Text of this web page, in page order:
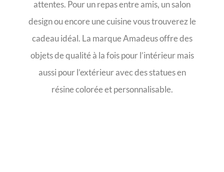
attentes. Pour un repas entre amis, un salon
design ou encore une cuisine vous trouverez le
cadeau idéal. La marque Amadeus offre des
objets de qualité à la fois pour l’intérieur mais
aussi pour l’extérieur avec des statues en
résine colorée et personnalisable.